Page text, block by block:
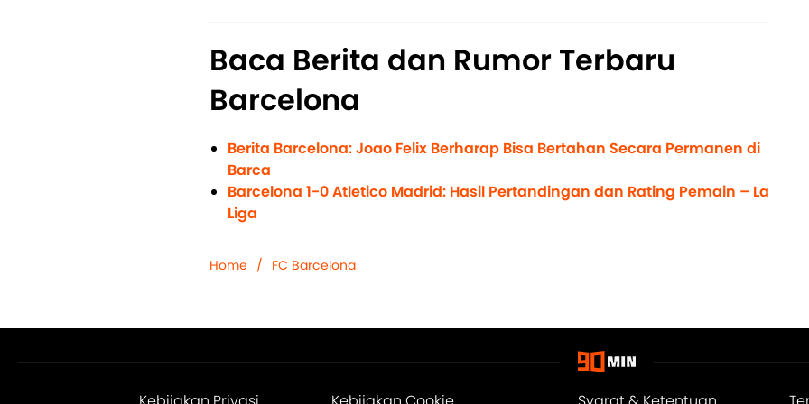
Baca Berita dan Rumor Terbaru
Barcelona
Berita Barcelona: Joao Felix Berharap Bisa Bertahan Secara Permanen di
Barca
Barcelona 1-0 Atletico Madrid: Hasil Pertandingan dan Rating Pemain – La
Liga
Home / FC Barcelona